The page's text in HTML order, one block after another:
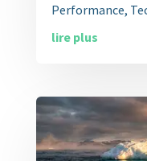
Performance,
lire plus